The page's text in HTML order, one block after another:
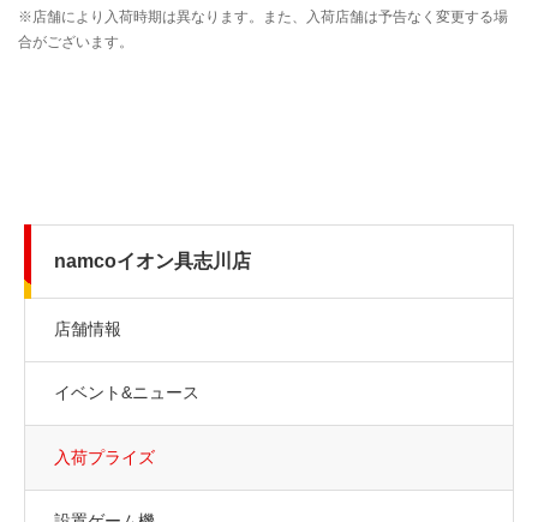
namcoイオン具志川店
店舗情報
イベント&ニュース
入荷プライズ